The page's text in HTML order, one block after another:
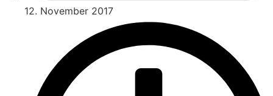
12. November 2017